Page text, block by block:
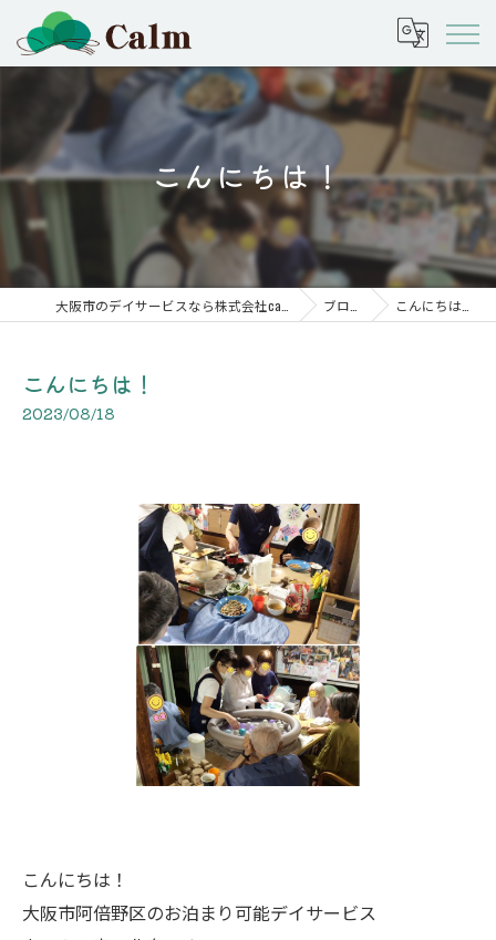
こんにちは！
ブログ こんにちは！
こんにちは！
2023/08/18
こんにちは！
大阪市阿倍野区のお泊まり可能デイサービス